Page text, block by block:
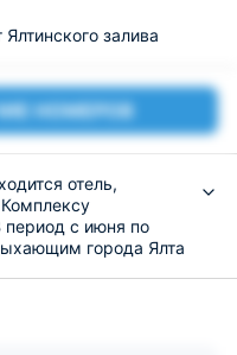
Ялтинского залива
НОМЕРОВ
отель,
период с июня по
города Ялта
согласно